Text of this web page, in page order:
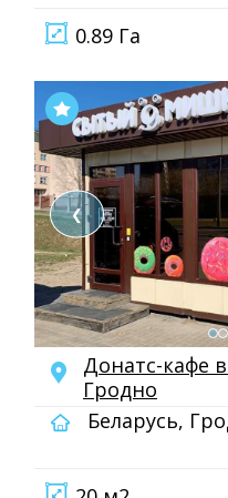
0.89 Га
❮
Донатс-кафе
Гродно
Беларусь,